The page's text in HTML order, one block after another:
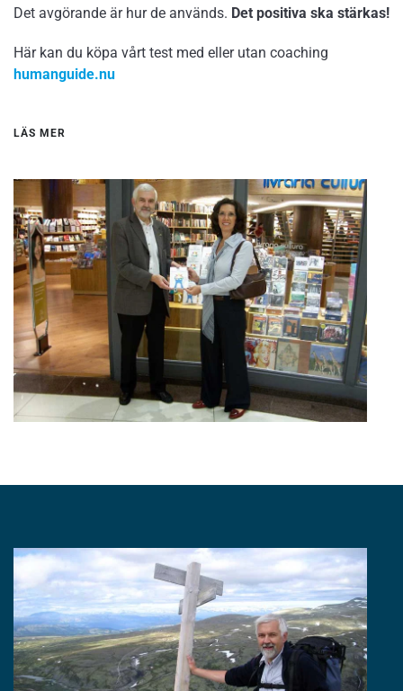
Det avgörande är hur de används. Det positiva ska stärkas!
Här kan du köpa vårt test med eller utan coaching
humanguide.nu
LÄS MER